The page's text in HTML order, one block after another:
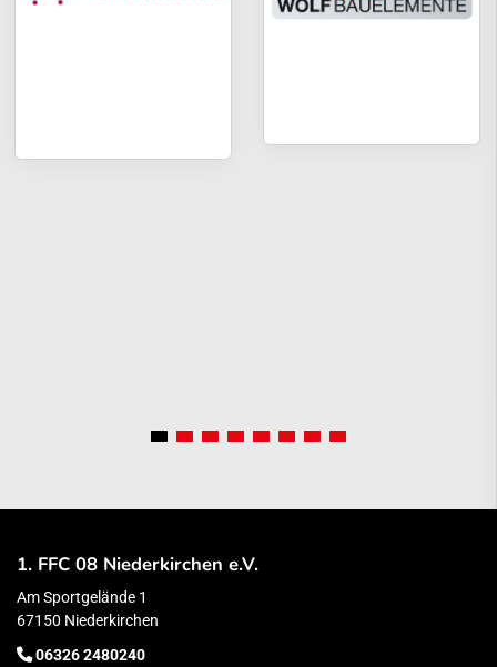
1. FFC 08 Niederkirchen e.V.
Am Sportgelände 1
67150 Niederkirchen
06326 2480240